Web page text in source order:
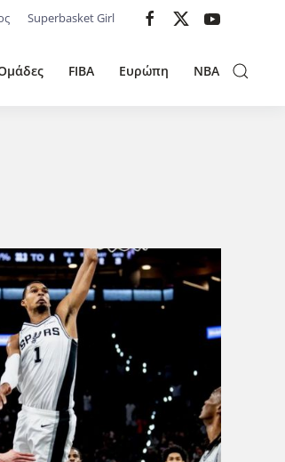
Superbasket Girl
FIBA Ευρώπη NBA